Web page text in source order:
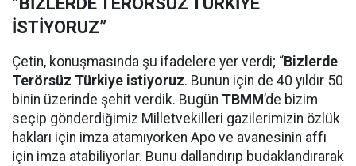
İSTİYORUZ”
Çetin, konuşmasında şu ifadelere yer verdi; “Bizlerde
Terörsüz Türkiye istiyoruz. Bunun için de 40 yıldır 50
binin üzerinde şehit verdik. Bugün TBMM’de bizim
seçip gönderdiğimiz Milletvekilleri gazilerimizin özlük
hakları için imza atamıyorken Apo ve avanesinin affı
için imza atabiliyorlar. Bunu dallandırıp budaklandırarak